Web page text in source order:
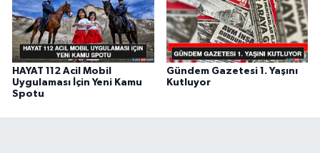
HAYAT 112 Acil Mobil
Uygulaması İçin Yeni Kamu
Spotu
Gündem Gazetesi 1. Yaşını
Kutluyor